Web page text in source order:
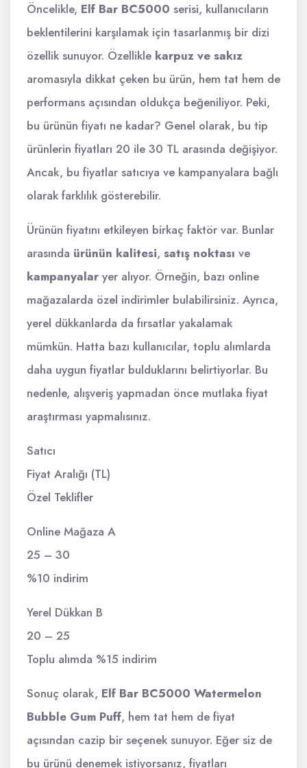
Öncelikle, Elf Bar BC5000 serisi, kullanıcıların
beklentilerini karşılamak için tasarlanmış bir dizi
özellik sunuyor. Özellikle karpuz ve sakız
aromasıyla dikkat çeken bu ürün, hem tat hem de
performans açısından oldukça beğeniliyor. Peki,
bu ürünün fiyatı ne kadar? Genel olarak, bu tip
ürünlerin fiyatları 20 ile 30 TL arasında değişiyor.
Ancak, bu fiyatlar satıcıya ve kampanyalara bağlı
olarak farklılık gösterebilir.
Ürünün fiyatını etkileyen birkaç faktör var. Bunlar
arasında ürünün kalitesi, satış noktası ve
kampanyalar yer alıyor. Örneğin, bazı online
mağazalarda özel indirimler bulabilirsiniz. Ayrıca,
yerel dükkanlarda da fırsatlar yakalamak
mümkün. Hatta bazı kullanıcılar, toplu alımlarda
daha uygun fiyatlar bulduklarını belirtiyorlar. Bu
nedenle, alışveriş yapmadan önce mutlaka fiyat
araştırması yapmalısınız.
Satıcı
Fiyat Aralığı (TL)
Özel Teklifler
Online Mağaza A
25 – 30
%10 indirim
Yerel Dükkan B
20 – 25
Toplu alımda %15 indirim
Sonuç olarak, Elf Bar BC5000 Watermelon
Bubble Gum Puff, hem tat hem de fiyat
açısından cazip bir seçenek sunuyor. Eğer siz de
bu ürünü denemek istiyorsanız, fiyatları